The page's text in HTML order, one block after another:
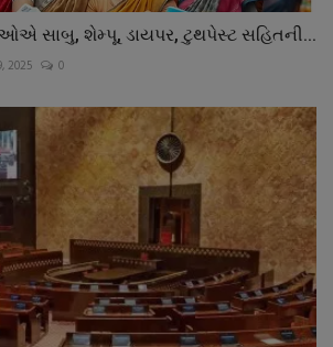
સાબુ, શેમ્પૂ, ડાયપર, ટુથપેસ્ટ સહિતની...
2025 0